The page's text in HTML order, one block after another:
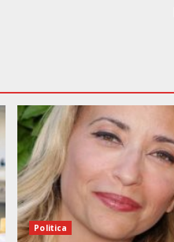
Politica